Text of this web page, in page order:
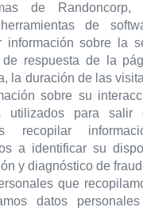
de Randoncorp,
de
información sobre la
de respuesta de la
la duración de las
sobre su
utilizados para salir
recopilar
a identificar su
y diagnóstico de
que
datos